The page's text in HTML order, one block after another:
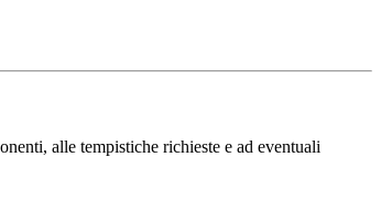
alle tempistiche richieste e ad eventuali